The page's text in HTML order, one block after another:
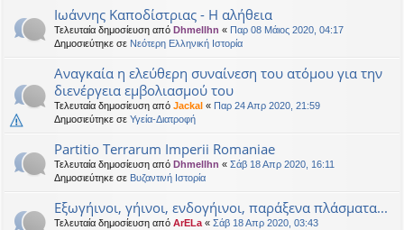
Ιωάννης Καποδίστριας - Η αλήθεια
Τελευταία δημοσίευση από Dhmellhn « Παρ 08 Μάιος 2020, 04:17
Δημοσιεύτηκε σε Νεότερη Ελληνική Ιστορία
Αναγκαία η ελεύθερη συναίνεση του ατόμου για την
διενέργεια εμβολιασμού του
Τελευταία δημοσίευση από Jackal « Παρ 24 Απρ 2020, 21:59
Δημοσιεύτηκε σε Υγεία-Διατροφή
Partitio Terrarum Imperii Romaniae
Τελευταία δημοσίευση από Dhmellhn « Σάβ 18 Απρ 2020, 16:11
Δημοσιεύτηκε σε Βυζαντινή Ιστορία
Εξωγήινοι, γήινοι, ενδογήινοι, παράξενα πλάσματα...
Τελευταία δημοσίευση από ArELa « Σάβ 18 Απρ 2020, 03:43